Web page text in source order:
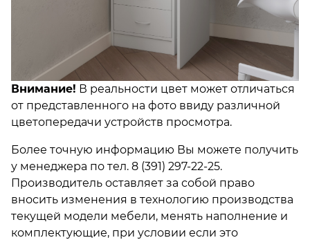
Внимание! В реальности цвет может отличаться
от представленного на фото ввиду различной
цветопередачи устройств просмотра.
Более точную информацию Вы можете получить
у менеджера по тел. 8 (391) 297-22-25.
Производитель оставляет за собой право
вносить изменения в технологию производства
текущей модели мебели, менять наполнение и
комплектующие, при условии если это